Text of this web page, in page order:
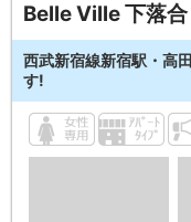
Belle Ville 下落合
西武新宿線新宿駅・高
す!